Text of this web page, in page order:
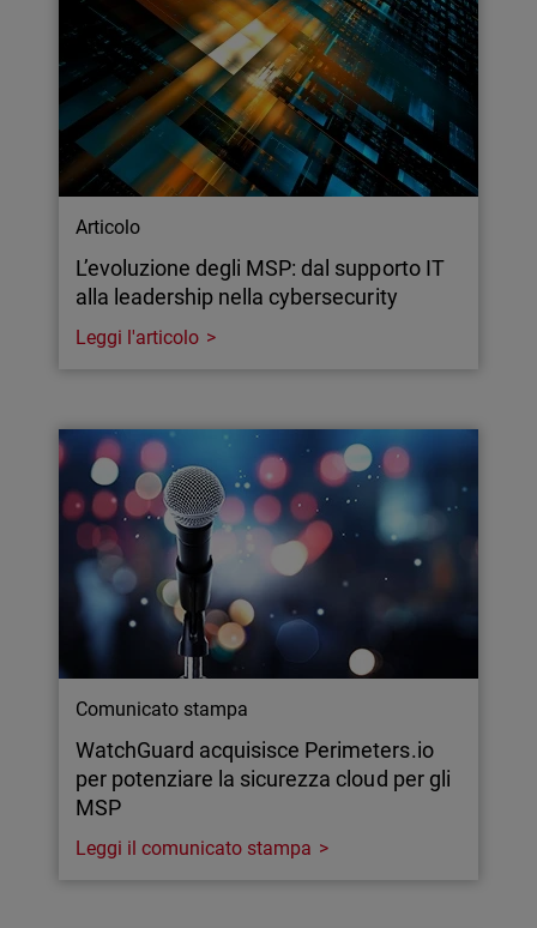
Articolo
L’evoluzione degli MSP: dal supporto IT
alla leadership nella cybersecurity
Leggi l'articolo
Comunicato stampa
WatchGuard acquisisce Perimeters.io
per potenziare la sicurezza cloud per gli
MSP
Leggi il comunicato stampa